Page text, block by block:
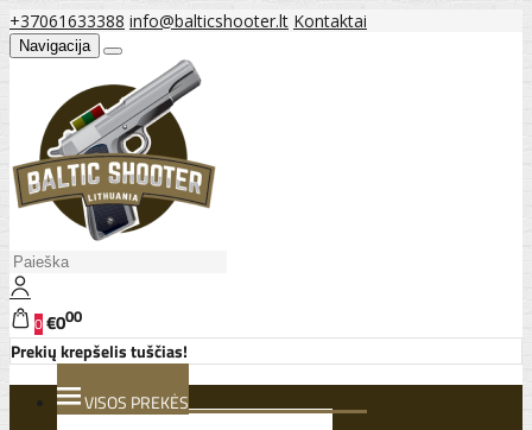
+37061633388 info@balticshooter.lt Kontaktai
Navigacija
0€000
Prekių krepšelis tuščias!
VISOS PREKĖS